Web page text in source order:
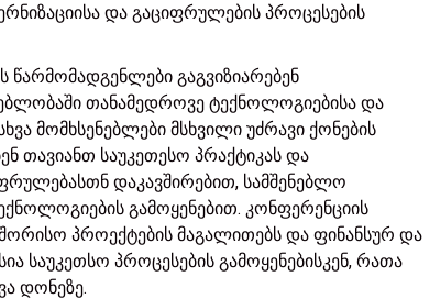
და გაციფრულების პროცესების
გაგვიზიარებენ
თანამედროვე ტექნოლოგიებისა და
მომხსენებლები მსხვილი უძრავი ქონების
თავიანთ საუკეთესო პრაქტიკას და
დაკავშირებით, სამშენებლო
გამოყენებით. კონფერენციის
პროექტების მაგალითებს და ფინანსურ და
საუკეთსო პროცესების გამოყენებისკენ, რათა
დონეზე.